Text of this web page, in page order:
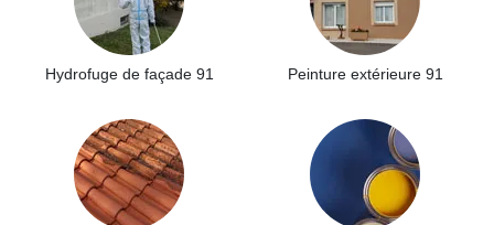
Hydrofuge de façade 91 Peinture extérieure 91